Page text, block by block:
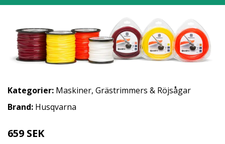
Kategorier: Maskiner, Grästrimmers & Röjsågar
Brand: Husqvarna
659 SEK